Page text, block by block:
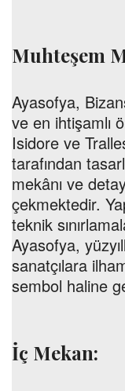
Muhteşem
Ayasofya,
ve en ihtişamlı
Isidore ve
tarafından
mekânı ve
çekmektedir.
teknik
Ayasofya,
sanatçılara
sembol haline
İç Mekan: